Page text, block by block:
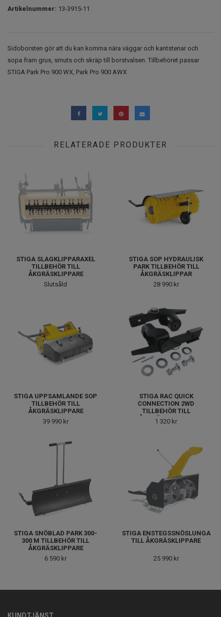
Artikelnummer: 13-3915-11
Sidoborsten gör att du kan komma nära väggar och kantstenar och
sopa fram grus, smuts och skräp till borstvalsen. Tillbehöret passar
STIGA Park Pro 900 WX, Park Pro 900 AWX
RELATERADE PRODUKTER
STIGA SLAGKLIPPARAXEL
TILLBEHÖR TILL
ÅKGRÄSKLIPPARE
Slutsåld
STIGA SOP HYDRAULISK
PARK TILLBEHÖR TILL
ÅKGRÄSKLIPPAR
28 990 kr
STIGA UPPSAMLANDE SOP
TILLBEHÖR TILL
ÅKGRÄSKLIPPARE
39 990 kr
STIGA RAC QUICK
CONNECTION 2WD
TILLBEHÖR TILL
ÅKGRÄSKLIPPARE
1 320 kr
STIGA SNÖBLAD PARK 300-
300 M TILLBEHÖR TILL
ÅKGRÄSKLIPPARE
6 590 kr
STIGA ENSTEGSSNÖSLUNGA
TILL ÅKGRÄSKLIPPARE
25 990 kr
KUNDTJÄNST